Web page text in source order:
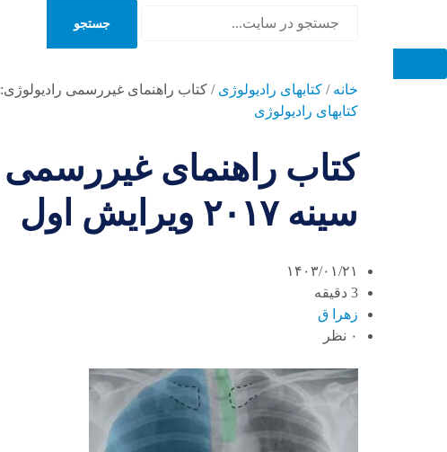
جستجو
خانه / کتابهای رادیولوژی / کتاب راهنمای غیررسمی رادیولوژی: ۱۰۰ تمرین تفسیر گرافی قفسه سینه ۲۰۱۷ ویرایش اول
کتابهای رادیولوژی
سینه ۲۰۱۷ ویرایش اول
۱۴۰۳/۰۱/۲۱
3 دقیقه
زهرا ق
۰ نظر